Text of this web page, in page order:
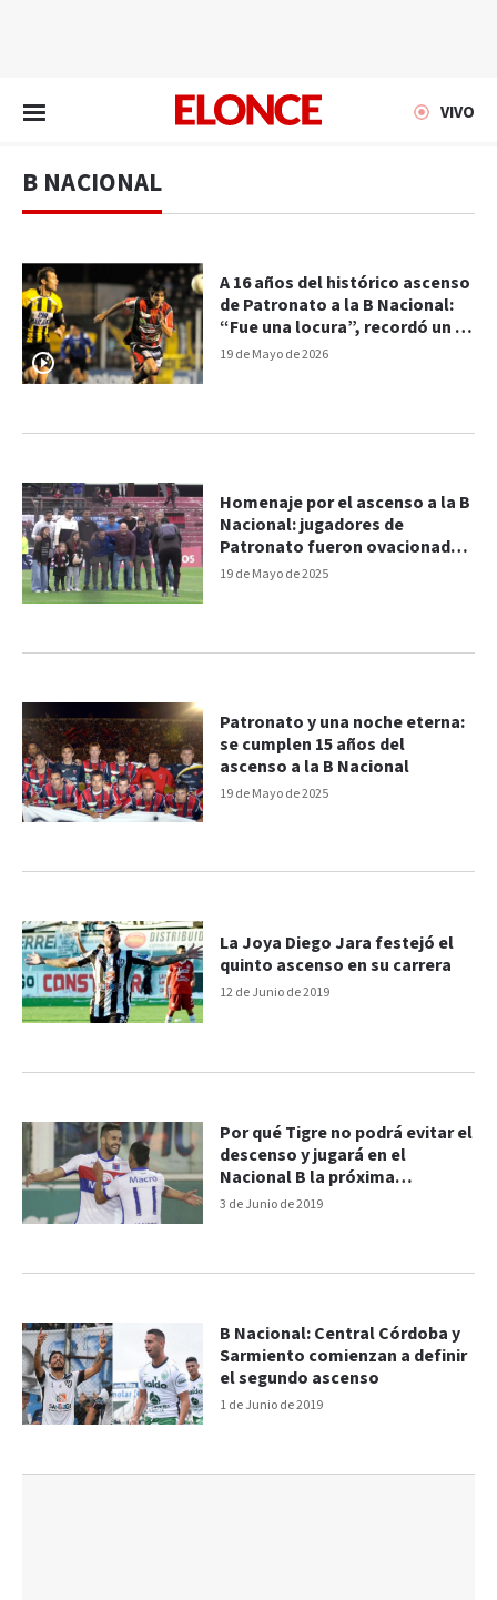
VIVO
B NACIONAL
19 de Mayo de 2026
A 16 años del histórico ascenso
de Patronato a la B Nacional:
“Fue una locura”, recordó un ex
jugador
19 de Mayo de 2025
Homenaje por el ascenso a la B
Nacional: jugadores de
Patronato fueron ovacionados
por los hinchas
19 de Mayo de 2025
Patronato y una noche eterna:
se cumplen 15 años del
ascenso a la B Nacional
12 de Junio de 2019
La Joya Diego Jara festejó el
quinto ascenso en su carrera
3 de Junio de 2019
Por qué Tigre no podrá evitar el
descenso y jugará en el
Nacional B la próxima
temporada
1 de Junio de 2019
B Nacional: Central Córdoba y
Sarmiento comienzan a definir
el segundo ascenso